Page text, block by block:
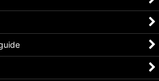
SW］対応 カスタムパーツ